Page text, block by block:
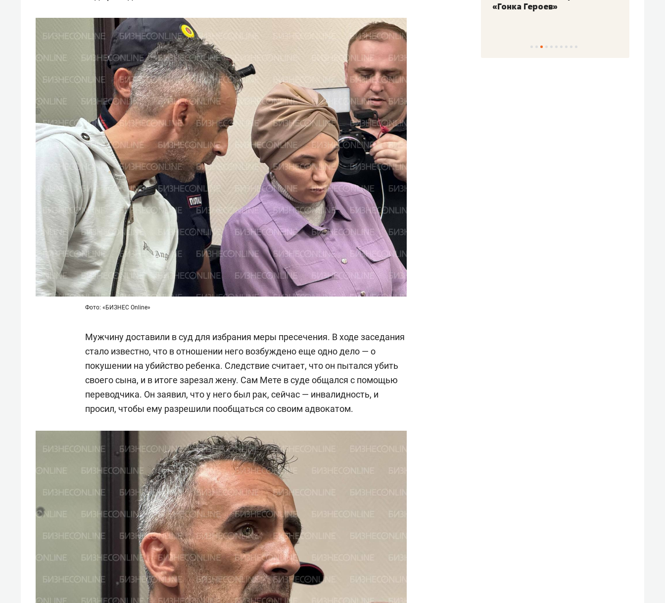
Фото: «БИЗНЕС Online»
Мужчину доставили в суд для избрания меры пресечения. В ходе заседания
стало известно, что в отношении него возбуждено еще одно дело — о
покушении на убийство ребенка. Следствие считает, что он пытался убить
своего сына, и в итоге зарезал жену. Сам Мете в суде общался с помощью
переводчика. Он заявил, что у него был рак, сейчас — инвалидность, и
просил, чтобы ему разрешили пообщаться со своим адвокатом.
антихрупких команд
«Гонка Героев»